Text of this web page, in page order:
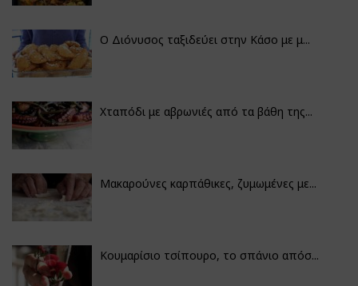
Ο Διόνυσος ταξιδεύει στην Κάσο με μ...
Χταπόδι με αβρωνιές από τα βάθη της...
Μακαρούνες καρπάθικες, ζυμωμένες με...
Κουμαρίσιο τσίπουρο, το σπάνιο απόσ...